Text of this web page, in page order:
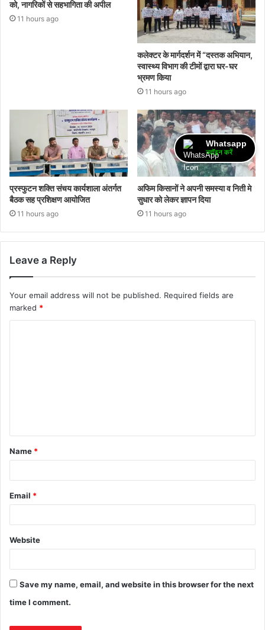
को, नागरिकों से सहभागिता की अपील
11 hours ago
कलेक्टर के मार्गदर्शन में “दस्तक अभियान,‌
स्वास्थ्य विभाग की टीमों द्वारा घर-घर
भ्रमण किया
11 hours ago
प्रस्फुटन शक्ति संचय कार्यशाला अंतर्गत
बैठक सह प्रशिक्षण आयोजित
11 hours ago
अफिम किसानों ने अपनी समस्या व निती मे
सुधार को लेकर ज्ञापन दिया
11 hours ago
Leave a Reply
Your email address will not be published. Required fields are
marked *
Name *
Email *
Website
Save my name, email, and website in this browser for the next
time I comment.
Whatsapp
ज्वॉइन करें